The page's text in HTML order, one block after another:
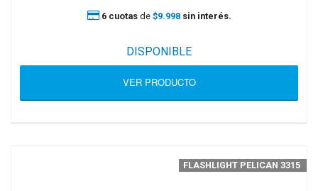
6 cuotasde $9.998 sin interés.
DISPONIBLE
VER PRODUCTO
FLASHLIGHT PELICAN 3315